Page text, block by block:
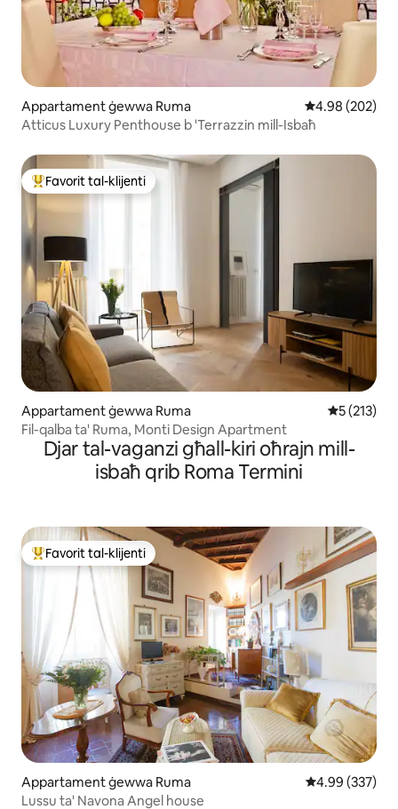
Appartament ġewwa Ruma Rating medju
4.98 (202)
Atticus Luxury Penthouse b 'Terrazzin mill-Isbaħ
Wieħed mill-aqwa favoriti tal-klijenti
Favorit tal-klijenti
Appartament ġewwa Ruma Rating
5 (213)
Fil-qalba ta' Ruma, Monti Design Apartment
Djar tal-vaganzi għall-kiri oħrajn mill-
isbaħ qrib Roma Termini
Wieħed mill-aqwa favoriti tal-klijenti
Favorit tal-klijenti
Appartament ġewwa Ruma Rating medju
4.99 (337)
Lussu ta' Navona Angel house